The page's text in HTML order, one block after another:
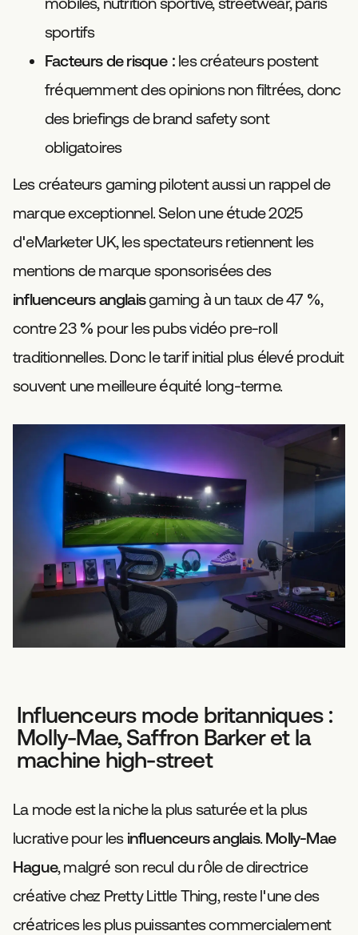
sportifs
Facteurs de risque : les créateurs postent
fréquemment des opinions non filtrées, donc
des briefings de brand safety sont
obligatoires
Les créateurs gaming pilotent aussi un rappel de
marque exceptionnel. Selon une étude 2025
d'eMarketer UK, les spectateurs retiennent les
mentions de marque sponsorisées des
influenceurs anglaisgaming à un taux de 47 %,
contre 23 % pour les pubs vidéo pre-roll
traditionnelles. Donc le tarif initial plus élevé produit
souvent une meilleure équité long-terme.
Influenceurs mode britanniques :
Molly-Mae, Saffron Barker et la
machine high-street
La mode est la niche la plus saturée et la plus
lucrative pour les influenceurs anglais. Molly-Mae
Hague, malgré son recul du rôle de directrice
créative chez Pretty Little Thing, reste l'une des
créatrices les plus puissantes commercialement